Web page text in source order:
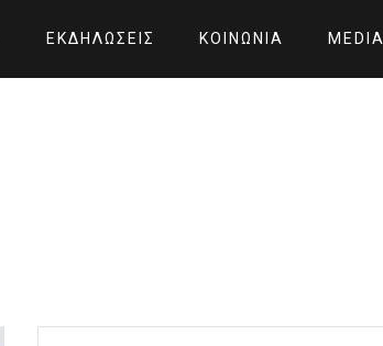
ΕΚΔΗΛΏΣΕΙΣ ΚΟΙΝΩΝΊΑ MEDIA